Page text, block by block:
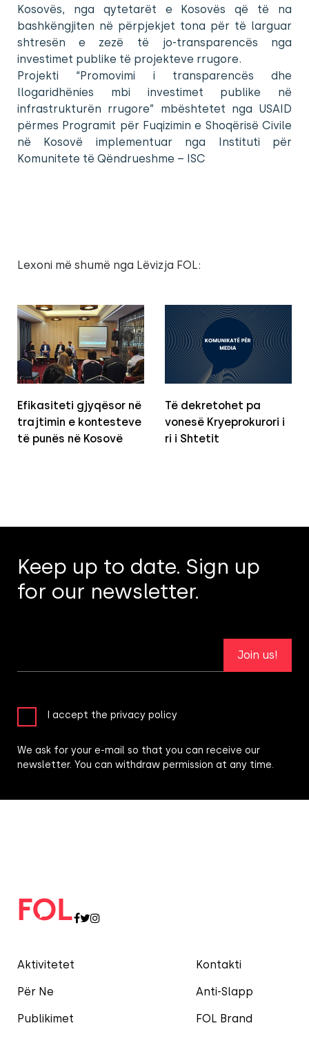
Kosovës, nga qytetarët e Kosovës që të na
bashkëngjiten në përpjekjet tona për të larguar
shtresën e zezë të jo-transparencës nga
investimet publike të projekteve rrugore.
Projekti “Promovimi i transparencës dhe
llogaridhënies mbi investimet publike në
infrastrukturën rrugore” mbështetet nga USAID
përmes Programit për Fuqizimin e Shoqërisë Civile
në Kosovë implementuar nga Instituti për
Komunitete të Qëndrueshme – ISC
Lexoni më shumë nga Lëvizja FOL:
Efikasiteti gjyqësor në
trajtimin e kontesteve
të punës në Kosovë
Të dekretohet pa
vonesë Kryeprokurori i
ri i Shtetit
Aktivitetet
Për Ne
Publikimet
Kontakti
Anti-Slapp
FOL Brand
Keep up to date. Sign up
for our newsletter.
Join us!
I accept the privacy policy
We ask for your e-mail so that you can receive our
newsletter. You can withdraw permission at any time.